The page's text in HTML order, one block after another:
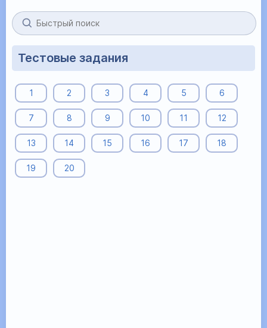
Тестовые задания
1 2 3 4 5 6
7 8 9 10 11 12
13 14 15 16 17 18
19 20